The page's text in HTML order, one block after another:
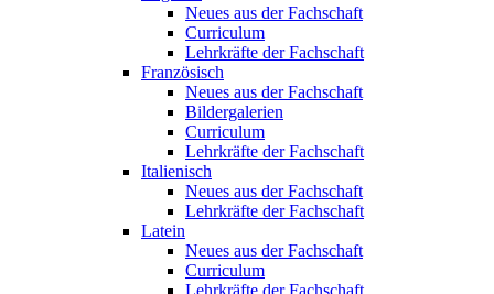
Neues aus der Fachschaft
Curriculum
Lehrkräfte der Fachschaft
Französisch
Neues aus der Fachschaft
Bildergalerien
Curriculum
Lehrkräfte der Fachschaft
Italienisch
Neues aus der Fachschaft
Lehrkräfte der Fachschaft
Latein
Neues aus der Fachschaft
Curriculum
Lehrkräfte der Fachschaft